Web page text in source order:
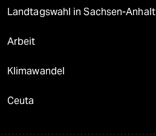
Landtagswahl in Sachsen-Anhalt
Arbeit
Klimawandel
Ceuta